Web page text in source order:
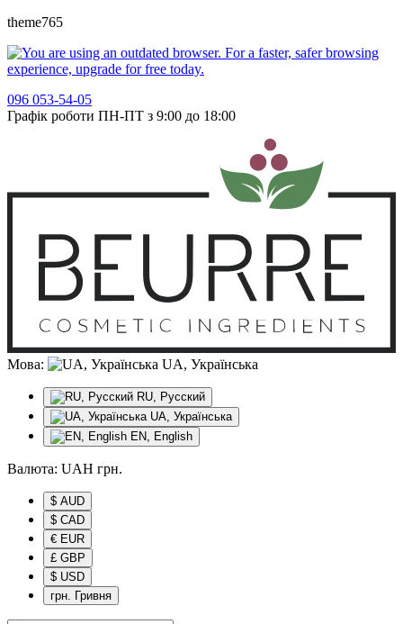
theme765
096 053-54-05
Графік роботи ПН-ПТ з 9:00 до 18:00
Мова: UA, Українська
RU, Русский
UA, Українська
EN, English
Валюта: UAH грн.
$ AUD
$ CAD
€ EUR
£ GBP
$ USD
грн. Гривня